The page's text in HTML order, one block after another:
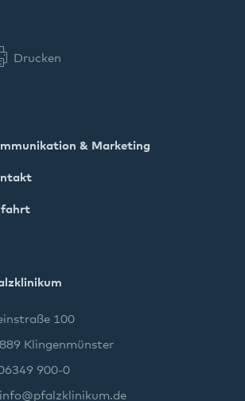
Drucken
& Marketing
100
Klingenmünster
900-0
info@pfalzklinikum.de